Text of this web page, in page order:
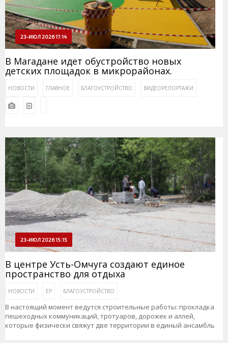
23-ИЮЛ 2026 17:14
В Магадане идет обустройство новых
детских площадок в микрорайонах.
НОВОСТИ ГЛАВНОЕ БЛАГОУСТРОЙСТВО ВИДЕОРЕПОРТАЖИ
23-ИЮЛ 2026 15:15
В центре Усть-Омчуга создают единое
пространство для отдыха
НОВОСТИ ЕР БЛАГОУСТРОЙСТВО
В настоящий момент ведутся строительные работы: прокладка
пешеходных коммуникаций, тротуаров, дорожек и аллей,
которые физически свяжут две территории в единый ансамбль